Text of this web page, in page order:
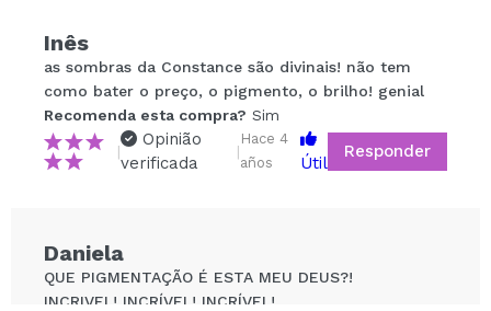
Compartilhar um vídeo ou uma foto
Seu vídeo pode ser o primeiro. Imagine isso...
Recomenda esta compra? Sim Não
Inês
as sombras da Constance são divinais! não tem
como bater o preço, o pigmento, o brilho! genial
Recomenda esta compra? Sim
|
Opinião
verificada
|
Hace 4
años
Útil
Responder
Daniela
QUE PIGMENTAÇÃO É ESTA MEU DEUS?!
INCRIVEL! INCRÍVEL! INCRÍVEL!